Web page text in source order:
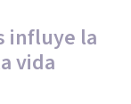
influye la
vida